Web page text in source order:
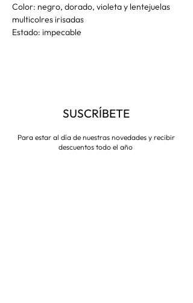
Color: negro, dorado, violeta y lentejuelas
multicolres irisadas
Estado: impecable
SUSCRÍBETE
Para estar al día de nuestras novedades y recibir
descuentos todo el año